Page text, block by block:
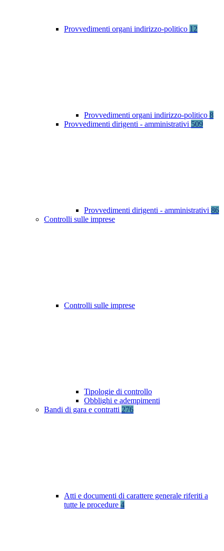
Provvedimenti organi indirizzo-politico 12
Provvedimenti organi indirizzo-politico 8
Provvedimenti dirigenti - amministrativi 509
Provvedimenti dirigenti - amministrativi 86
Controlli sulle imprese
Controlli sulle imprese
Tipologie di controllo
Obblighi e adempimenti
Bandi di gara e contratti 276
Atti e documenti di carattere generale riferiti a
tutte le procedure 4